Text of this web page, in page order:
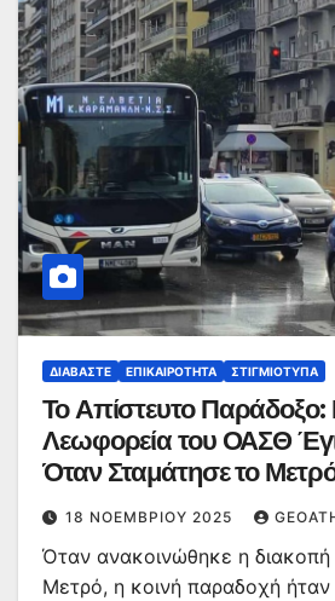
ΔΙΑΒΆΣΤΕ ΕΠΙΚΑΙΡΌΤΗΤΑ ΣΤΙΓΜΙΌΤΥΠΑ
Το Απίστευτο
Λεωφορεία του ΟΑΣΘ
Όταν Σταμάτησε το
18 ΝΟΕΜΒΡΊΟΥ 2025
Όταν ανακοινώθηκε η διακοπή
Μετρό, η κοινή παραδοχή